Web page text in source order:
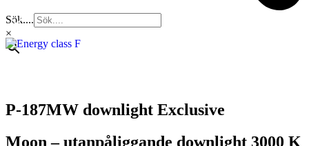
Sök....
×
P-187MW downlight Exclusive
Moon – utanpåliggande downlight 3000 K